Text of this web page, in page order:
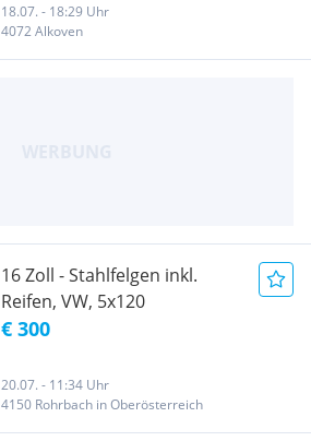
18.07. - 18:29 Uhr
4072 Alkoven
16 Zoll - Stahlfelgen inkl.
Reifen, VW, 5x120
€ 300
20.07. - 11:34 Uhr
4150 Rohrbach in Oberösterreich